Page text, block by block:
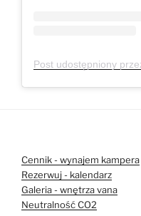
Cennik - wynajem kampera
Rezerwuj - kalendarz
Galeria - wnętrza vana
Neutralność CO2